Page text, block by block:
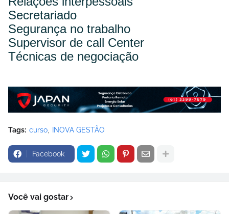
Secretariado
Segurança no trabalho
Supervisor de call Center
Técnicas de negociação
Tags: curso INOVA GESTÃO
Facebook
Você vai gostar